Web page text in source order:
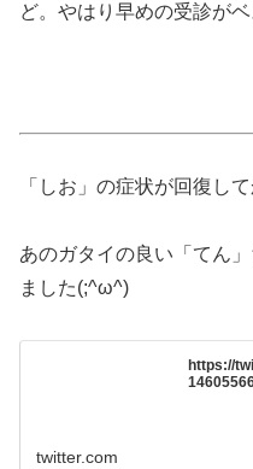
ど。やはり早めの受診がベ
「しお」の症状が回復し
あのガタイの良い「てん
ました(;^ω^)
https://
twitter.com